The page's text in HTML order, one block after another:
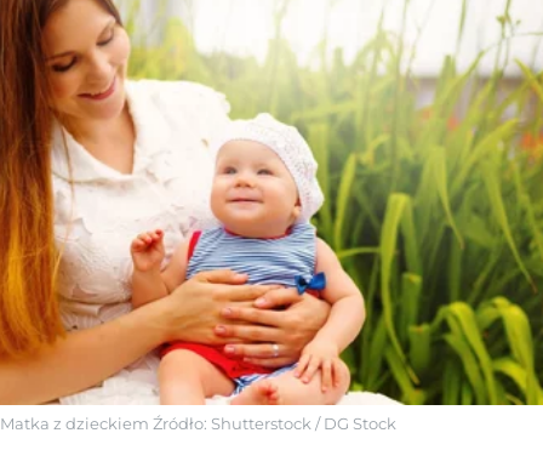
Matka z dzieckiem Źródło: Shutterstock/DG Stock